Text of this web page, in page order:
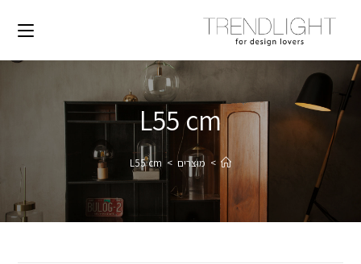
L55 cm
> מוצרים >
L55 cm